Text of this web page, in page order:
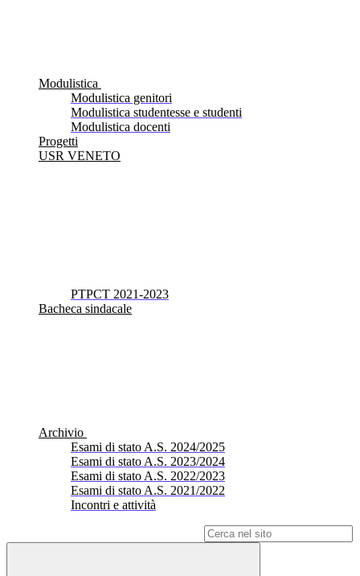
Modulistica
Modulistica genitori
Modulistica studentesse e studenti
Modulistica docenti
Progetti
USR VENETO
PTPCT 2021-2023
Bacheca sindacale
Archivio
Esami di stato A.S. 2024/2025
Esami di stato A.S. 2023/2024
Esami di stato A.S. 2022/2023
Esami di stato A.S. 2021/2022
Incontri e attività